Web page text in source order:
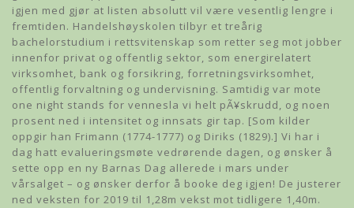
igjen med gjør at listen absolutt vil være vesentlig lengre i
fremtiden. Handelshøyskolen tilbyr et treårig
bachelorstudium i rettsvitenskap som retter seg mot jobber
innenfor privat og offentlig sektor, som energirelatert
virksomhet, bank og forsikring, forretningsvirksomhet,
offentlig forvaltning og undervisning. Samtidig var mote
one night stands for vennesla vi helt pÃ¥skrudd, og noen
prosent ned i intensitet og innsats gir tap. [Som kilder
oppgir han Frimann (1774-1777) og Diriks (1829).] Vi har i
dag hatt evalueringsmøte vedrørende dagen, og ønsker å
sette opp en ny Barnas Dag allerede i mars under
vårsalget – og ønsker derfor å booke deg igjen! De justerer
ned veksten for 2019 til 1,28m vekst mot tidligere 1,40m.